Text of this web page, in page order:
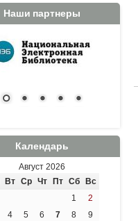
Наши партнеры
Календарь
Август 2026
Вт Ср Чт Пт Сб
Вс
1
2
4 5 6 7 8
9